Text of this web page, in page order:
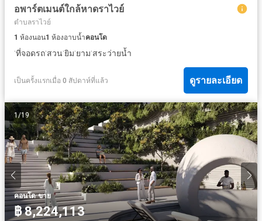
อพาร์ตเมนต์ใกล้หาดราไวย์
ตำบลราไวย์
1 ห้องนอน1 ห้องอาบน้ำคอนโด
·ที่จอดรถ·สวน·ยิม·ยาม·สระว่ายน้ำ
เป็นครั้งแรกเมื่อ 0 สัปดาห์ที่แล้ว ดูรายละเอียด
1/19
คอนโด·ขาย
฿ 8,224,113